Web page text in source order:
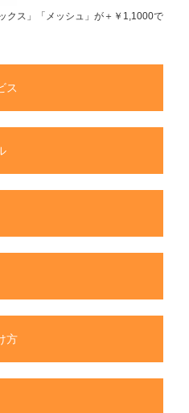
クス」「メッシュ」が＋￥1,1000で
ス
方